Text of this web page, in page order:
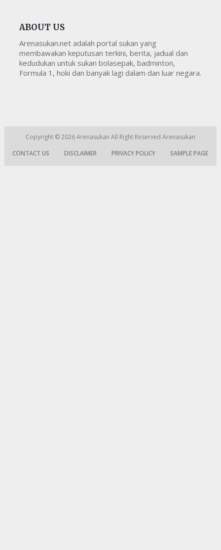
ABOUT US
Arenasukan.net adalah portal sukan yang
membawakan keputusan terkini, berita, jadual dan
kedudukan untuk sukan bolasepak, badminton,
Formula 1, hoki dan banyak lagi dalam dan luar negara.
Copyright © 2026Arenasukan All Right Reserved Arenasukan
CONTACT US
DISCLAIMER PRIVACY POLICY SAMPLE PAGE